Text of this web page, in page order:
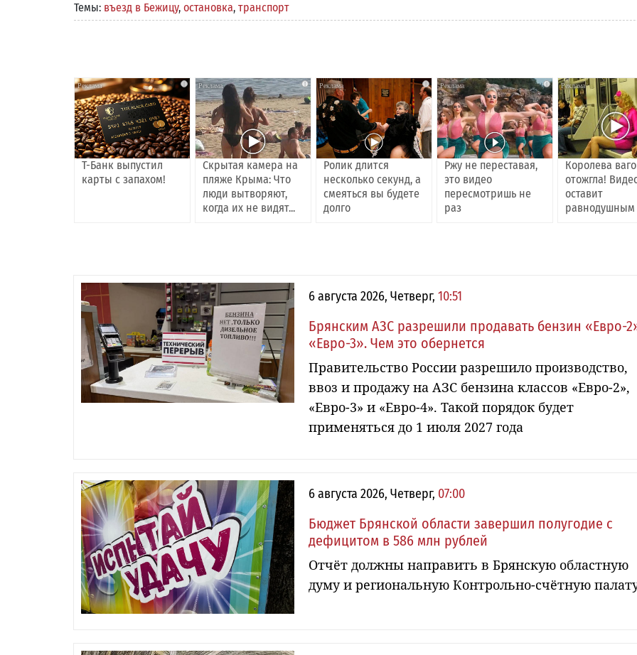
Темы: въезд в Бежицу, остановка, транспорт
i
Т-Банк выпустил
карты с запахом!
i
Скрытая камера на
пляже Крыма: Что
люди вытворяют,
когда их не видят...
i
Ролик длится
несколько секунд, а
смеяться вы будете
долго
i
Ржу не переставая,
это видео
пересмотришь не
раз
Королева
отожгла!
оставит
равнодушным
6 августа 2026, Четверг, 10:51
Брянским АЗС разрешили продавать бензин «Евро-
«Евро-3». Чем это обернется
Правительство России разрешило производство,
ввоз и продажу на АЗС бензина классов «Евро-2»,
«Евро-3» и «Евро-4». Такой порядок будет
применяться до 1 июля 2027 года
6 августа 2026, Четверг, 07:00
Бюджет Брянской области завершил полугодие с
дефицитом в 586 млн рублей
Отчёт должны направить в Брянскую областную
думу и региональную Контрольно-счётную